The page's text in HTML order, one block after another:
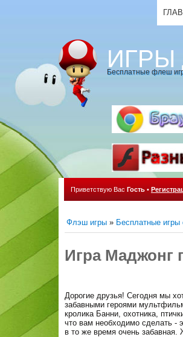
ИГРЫ
Бесплатные флеш
Приветствую Вас Гость •
Флэш игры » Бесплатные игры
Игра Маджонг
Дорогие друзья! Сегодня мы
забавными героями
кролика Банни, охотника,
что вам необходимо сделать -
в то же время очень